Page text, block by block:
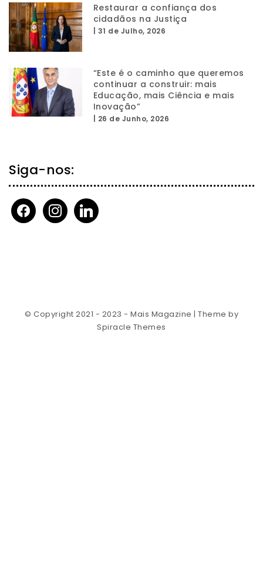
Restaurar a confiança dos
cidadãos na Justiça
31 de Julho, 2026
“Este é o caminho que queremos
continuar a construir: mais
Educação, mais Ciência e mais
Inovação”
26 de Junho, 2026
Siga-nos:
facebookinstagramlinkedin
© Copyright 2021 - 2023 - Mais Magazine | Theme by
Spiracle Themes